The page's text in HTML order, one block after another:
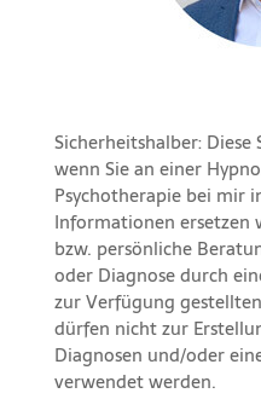
Sicherheitshalber:
wenn Sie an einer
Psychotherapie bei mir
Informationen ersetzen
bzw. persönliche
oder Diagnose durch
zur Verfügung
dürfen nicht zur
Diagnosen und/oder
verwendet werden.